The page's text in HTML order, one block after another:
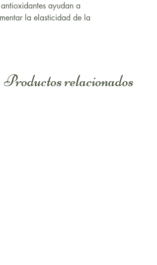
ayudan a
la elasticidad de la
Productos relacionados